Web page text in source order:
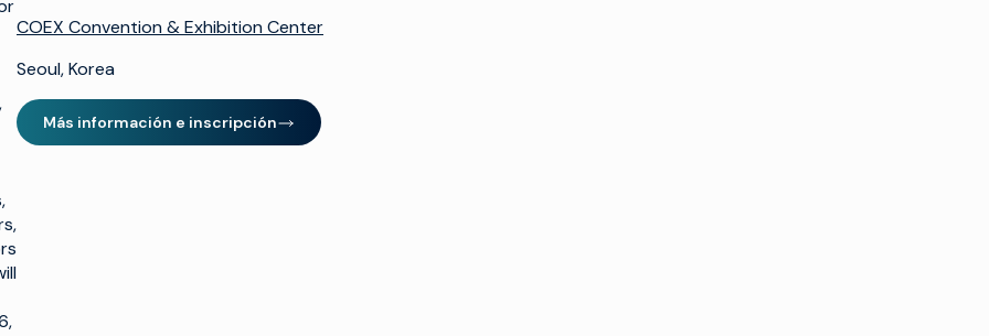
COEX Convention & Exhibition Center
Seoul, Korea
Más información e inscripción
(opens in new window)